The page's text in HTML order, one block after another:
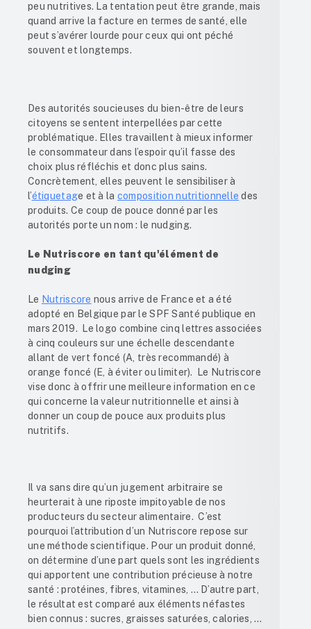
peu nutritives. La tentation peut être grande, mais
quand arrive la facture en termes de santé, elle
peut s’avérer lourde pour ceux qui ont péché
souvent et longtemps.
Des autorités soucieuses du bien-être de leurs
citoyens se sentent interpellées par cette
problématique. Elles travaillent à mieux informer
le consommateur dans l’espoir qu’il fasse des
choix plus réfléchis et donc plus sains.
Concrètement, elles peuvent le sensibiliser à
l’étiquetage et à la composition nutritionnelle des
produits. Ce coup de pouce donné par les
autorités porte un nom : le nudging.
Le Nutriscore en tant qu'élément de
nudging
Le Nutriscore nous arrive de France et a été
adopté en Belgique par le SPF Santé publique en
mars 2019. Le logo combine cinq lettres associées
à cinq couleurs sur une échelle descendante
allant de vert foncé (A, très recommandé) à
orange foncé (E, à éviter ou limiter). Le Nutriscore
vise donc à offrir une meilleure information en ce
qui concerne la valeur nutritionnelle et ainsi à
donner un coup de pouce aux produits plus
nutritifs.
Il va sans dire qu’un jugement arbitraire se
heurterait à une riposte impitoyable de nos
producteurs du secteur alimentaire. C’est
pourquoi l’attribution d’un Nutriscore repose sur
une méthode scientifique. Pour un produit donné,
on détermine d’une part quels sont les ingrédients
qui apportent une contribution précieuse à notre
santé : protéines, fibres, vitamines, … D’autre part,
le résultat est comparé aux éléments néfastes
bien connus : sucres, graisses saturées, calories, …